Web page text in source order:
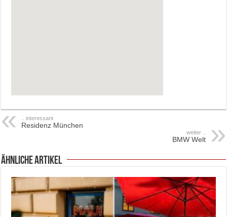
.. interessant
Residenz München
weiter ..
BMW Welt
ähnliche Artikel